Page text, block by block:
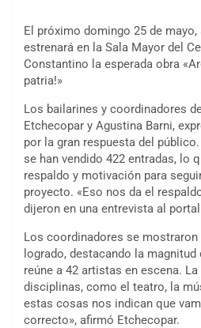
El próximo domingo 25 de
estrenará en la Sala Mayor del
Constantino la esperada obra
patria!»
Los bailarines y coordinadores
Etchecopar y Agustina Barni,
por la gran respuesta del
se han vendido 422 entradas, lo
respaldo y motivación para
proyecto. «Eso nos da el
dijeron en una entrevista al portal
Los coordinadores se
logrado, destacando la
reúne a 42 artistas en escena.
disciplinas, como el teatro, la
estas cosas nos indican que
correcto», afirmó Etchecopar.